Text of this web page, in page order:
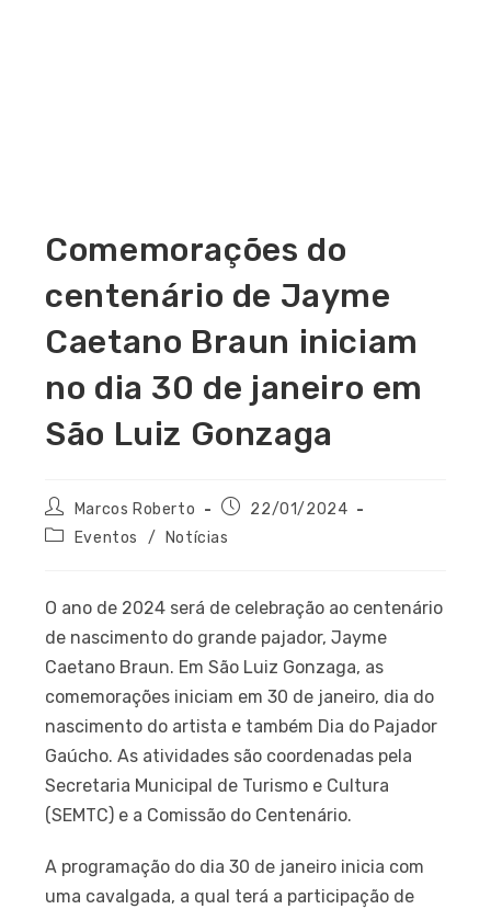
Comemorações do
centenário de Jayme
Caetano Braun iniciam
no dia 30 de janeiro em
São Luiz Gonzaga
Marcos Roberto
22/01/2024
Eventos
/ Notícias
O ano de 2024 será de celebração ao centenário
de nascimento do grande pajador, Jayme
Caetano Braun. Em São Luiz Gonzaga, as
comemorações iniciam em 30 de janeiro, dia do
nascimento do artista e também Dia do Pajador
Gaúcho. As atividades são coordenadas pela
Secretaria Municipal de Turismo e Cultura
(SEMTC) e a Comissão do Centenário.
A programação do dia 30 de janeiro inicia com
uma cavalgada, a qual terá a participação de